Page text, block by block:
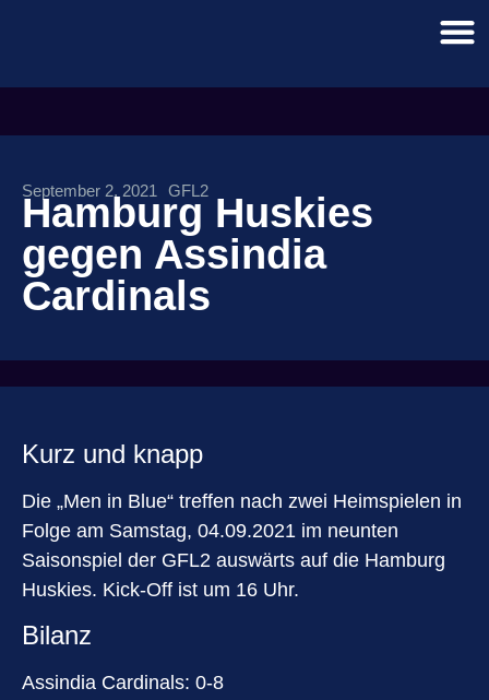
September 2, 2021 GFL2
Hamburg Huskies
gegen Assindia
Cardinals
Kurz und knapp
Die „Men in Blue“ treffen nach zwei Heimspielen in
Folge am Samstag, 04.09.2021 im neunten
Saisonspiel der GFL2 auswärts auf die Hamburg
Huskies. Kick-Off ist um 16 Uhr.
Bilanz
Assindia Cardinals: 0-8